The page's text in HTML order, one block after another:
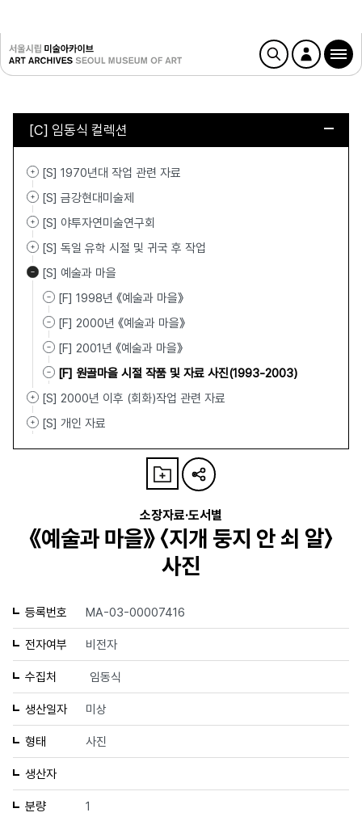
[C] 임동식 컬렉션
[S] 1970년대 작업 관련 자료
[S] 금강현대미술제
[S] 야투자연미술연구회
[S] 독일 유학 시절 및 귀국 후 작업
[S] 예술과 마을
[F] 1998년 《예술과 마을》
[F] 2000년 《예술과 마을》
[F] 2001년 《예술과 마을》
[F] 원골마을 시절 작품 및 자료 사진(1993-2003)
[S] 2000년 이후 (회화)작업 관련 자료
[S] 개인 자료
소장자료·도서별
《예술과 마을》 〈지개 둥지 안 쇠 알〉
사진
등록번호 MA-03-00007416
전자여부 비전자
수집처 임동식
생산일자 미상
형태 사진
생산자
분량 1